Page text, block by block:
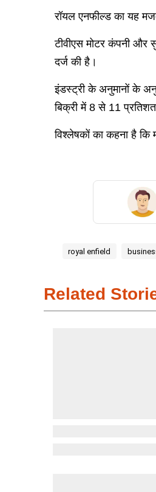
रॉयल एनफील्ड का यह
टीवीएस मोटर कंपनी और
दर्ज की है।
इंडस्ट्री के अनुमानों के
बिक्री में 8 से 11 प्रतिशत
विश्लेषकों का कहना है कि
royal enfield
Related